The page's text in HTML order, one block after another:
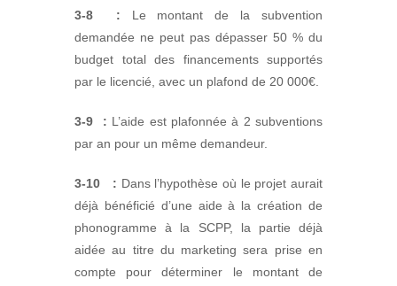
3-8 : Le montant de la subvention
demandée ne peut pas dépasser 50 % du
budget total des financements supportés
par le licencié, avec un plafond de 20 000€.
3-9 : L’aide est plafonnée à 2 subventions
par an pour un même demandeur.
3-10 : Dans l’hypothèse où le projet aurait
déjà bénéficié d’une aide à la création de
phonogramme à la SCPP, la partie déjà
aidée au titre du marketing sera prise en
compte pour déterminer le montant de